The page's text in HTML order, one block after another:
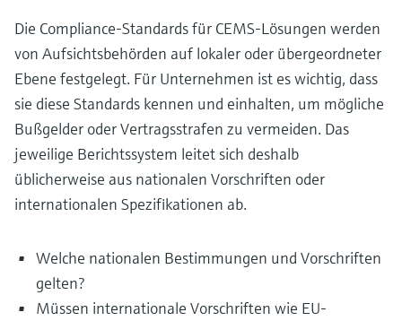
Die Compliance-Standards für CEMS-Lösungen werden
von Aufsichtsbehörden auf lokaler oder übergeordneter
Ebene festgelegt. Für Unternehmen ist es wichtig, dass
sie diese Standards kennen und einhalten, um mögliche
Bußgelder oder Vertragsstrafen zu vermeiden. Das
jeweilige Berichtssystem leitet sich deshalb
üblicherweise aus nationalen Vorschriften oder
internationalen Spezifikationen ab.
Welche nationalen Bestimmungen und Vorschriften
gelten?
Müssen internationale Vorschriften wie EU-